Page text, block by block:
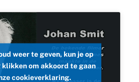
weer te geven, kun je op
om akkoord te gaan
cookieverklaring.